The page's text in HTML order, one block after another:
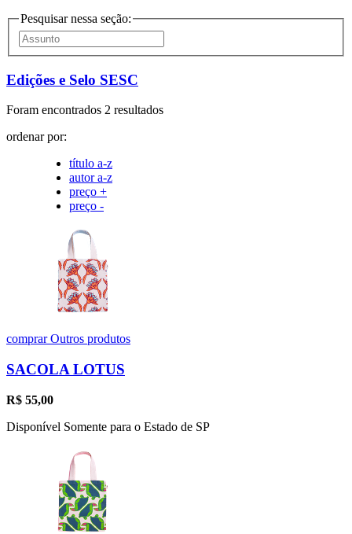
Pesquisar nessa seção:
Edições e Selo SESC
Foram encontrados 2 resultados
ordenar por:
título a-z
autor a-z
preço +
preço -
comprarOutros produtos
SACOLA LOTUS
R$ 55,00
Disponível Somente para o Estado de SP